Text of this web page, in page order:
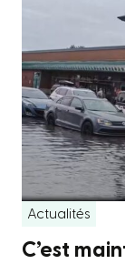
Actualités
C’est